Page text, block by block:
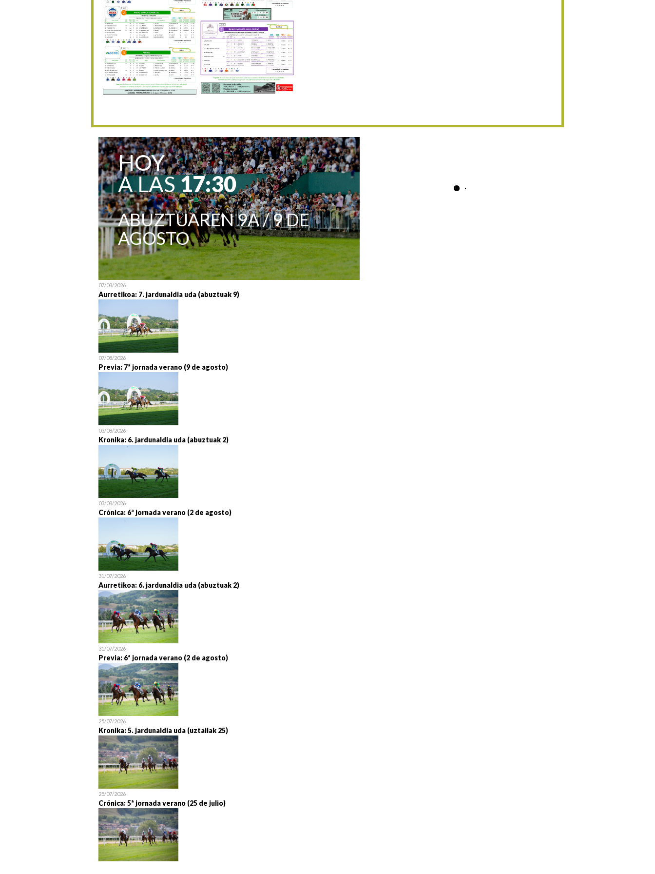
25/07 11:30
02/08 17:30
09/08 17:30
12/08 12:24
Abuztuaren 23a / 23 de agosto
30/08 17:30 Abuztuaren 30a / 30 de agosto
02/09 11:15 Irailaren 2a / 2 de septiembre
06/09 17:30 Irailaren 6a / 6 de septiembre
13/09 17:30 Irailaren 13a / 13 de septiembre
30/09 11:30 Irailaren 30a / 30 de septiembre
11/06 11:30 Ekainaren 11a / 11 de junio
05/07 11:30 Uztailaren 5a / 5 de julio
12/07 11:30 Uztailaren 12a / 12 de julio
19/07 11:30
HOY
A LAS17:30
ABUZTUAREN 9A / 9 DE
AGOSTO
07/08/2026
Aurretikoa: 7. jardunaldia uda (abuztuak 9)
07/08/2026
Previa: 7ª jornada verano (9 de agosto)
03/08/2026
Kronika: 6. jardunaldia uda (abuztuak 2)
03/08/2026
Crónica: 6ª jornada verano (2 de agosto)
31/07/2026
Aurretikoa: 6. jardunaldia uda (abuztuak 2)
31/07/2026
Previa: 6ª jornada verano (2 de agosto)
25/07/2026
Kronika: 5. jardunaldia uda (uztailak 25)
25/07/2026
Crónica: 5ª jornada verano (25 de julio)